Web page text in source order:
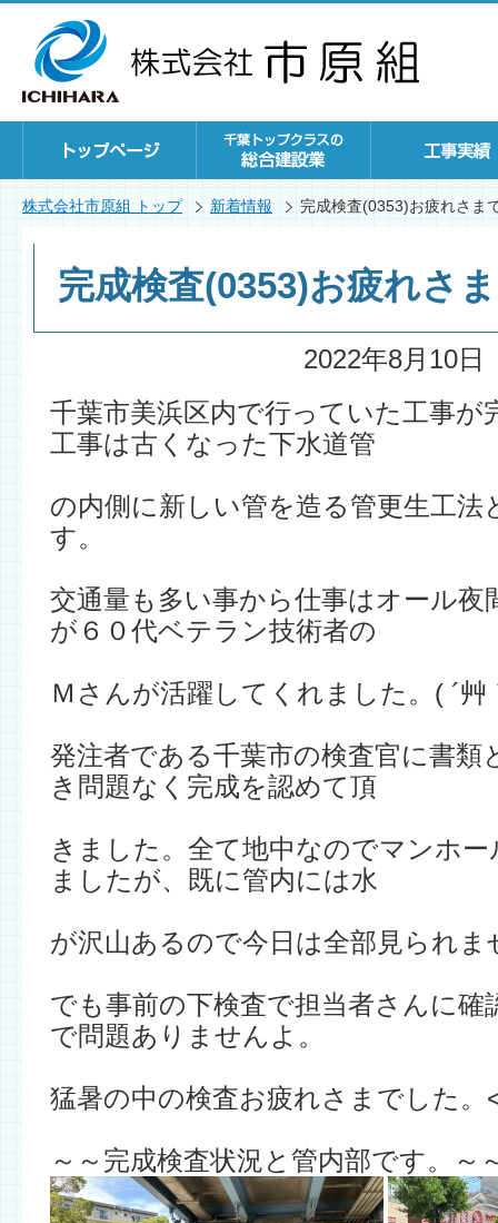
株式会社市原組 トップ 新着情報 完成検査(0353)お疲れさま
完成検査(0353)お疲れさ
2022年8月10日
千葉市美浜区内で行っていた工事が
工事は古くなった下水道管
の内側に新しい管を造る管更生工法
す。
交通量も多い事から仕事はオール夜
が６０代ベテラン技術者の
Ｍさんが活躍してくれました。( ´艸
発注者である千葉市の検査官に書類
き問題なく完成を認めて頂
きました。全て地中なのでマンホ
ましたが、既に管内には水
が沢山あるので今日は全部見られま
でも事前の下検査で担当者さんに
で問題ありませんよ。
猛暑の中の検査お疲れさまでした。
～～完成検査状況と管内部です。～